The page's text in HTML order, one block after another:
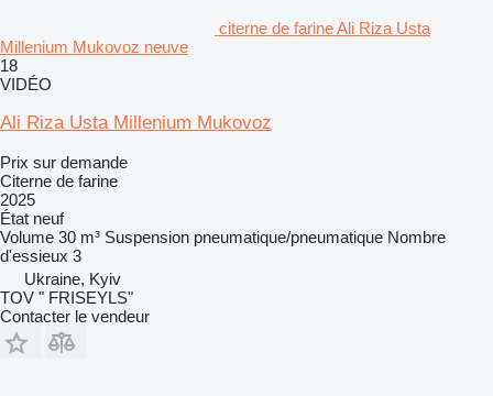
citerne de farine Ali Riza Usta
Millenium Mukovoz neuve
18
VIDÉO
Ali Riza Usta Millenium Mukovoz
Prix sur demande
Citerne de farine
2025
État neuf
Volume 30 m³ Suspension pneumatique/pneumatique Nombre
d'essieux 3
Ukraine, Kyiv
TOV " FRISEYLS"
Contacter le vendeur